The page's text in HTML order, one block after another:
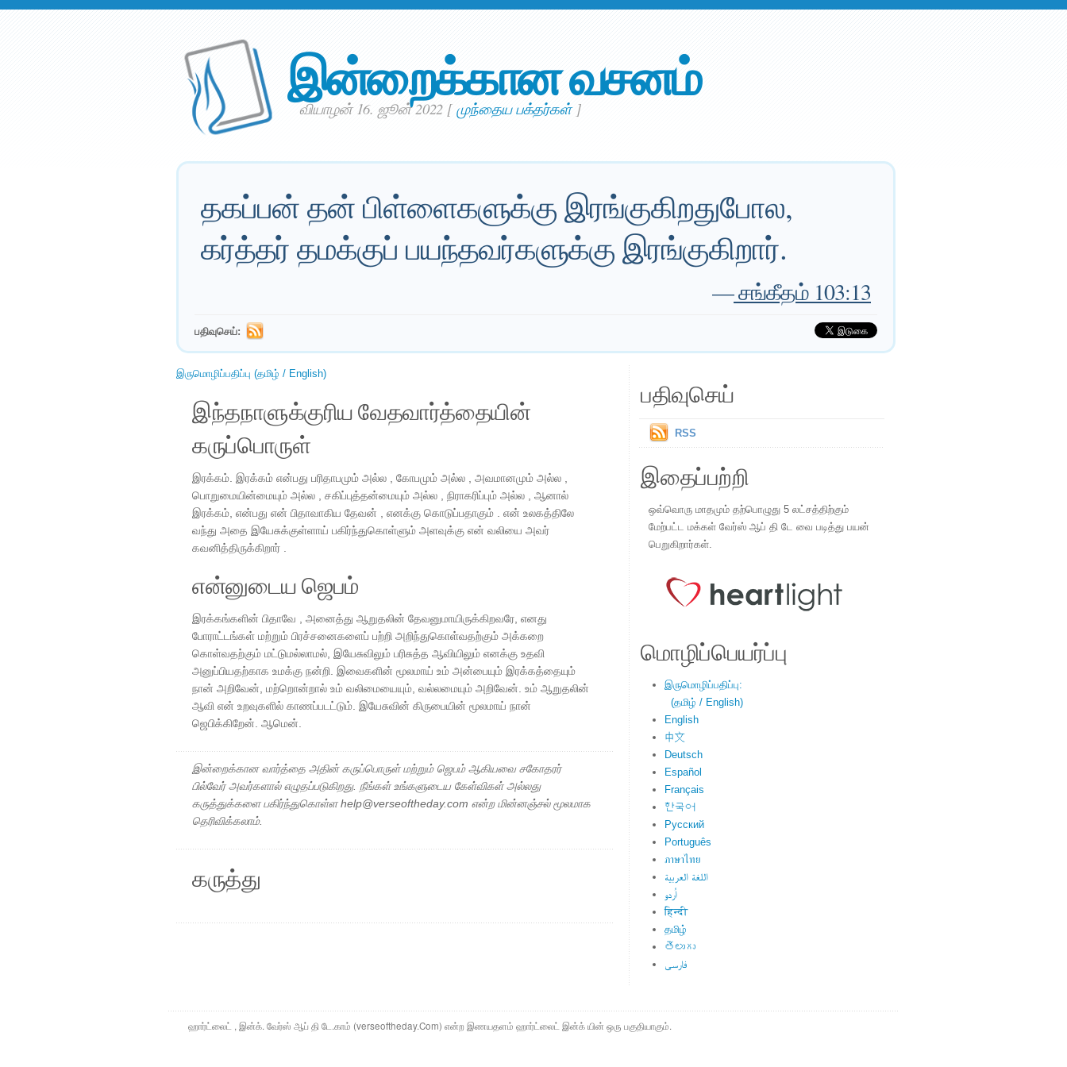
இன்றைக்கான வசனம்
வியாழன் 16. ஜூன் 2022 [முந்தைய பக்தர்கள்]
தகப்பன் தன் பிள்ளைகளுக்கு இரங்குகிறதுபோல,
கர்த்தர் தமக்குப் பயந்தவர்களுக்கு இரங்குகிறார்.
—சங்கீதம் 103:13
பதிவுசெய்:
இருமொழிப்பதிப்பு (தமிழ் / English)
இந்தநாளுக்குரிய வேதவார்த்தையின்
கருப்பொருள்
இரக்கம். இரக்கம் என்பது பரிதாபமும் அல்ல , கோபமும் அல்ல , அவமானமும் அல்ல ,
பொறுமையின்மையும் அல்ல , சகிப்புத்தன்மையும் அல்ல , நிராகரிப்பும் அல்ல , ஆனால்
இரக்கம், என்பது என் பிதாவாகிய தேவன் , எனக்கு கொடுப்பதாகும் . என் உலகத்திலே
வந்து அதை இயேசுக்குள்ளாய் பகிர்ந்துகொள்ளும் அளவுக்கு என் வலியை அவர்
கவனித்திருக்கிறார் .
என்னுடைய ஜெபம்
இரக்கங்களின் பிதாவே , அனைத்து ஆறுதலின் தேவனுமாயிருக்கிறவரே, எனது
போராட்டங்கள் மற்றும் பிரச்சனைகளைப் பற்றி அறிந்துகொள்வதற்கும் அக்கறை
கொள்வதற்கும் மட்டுமல்லாமல், இயேசுவிலும் பரிசுத்த ஆவியிலும் எனக்கு உதவி
அனுப்பியதற்காக உமக்கு நன்றி. இவைகளின் மூலமாய் உம் அன்பையும் இரக்கத்தையும்
நான் அறிவேன், மற்றொன்றால் உம் வலிமையையும், வல்லமையும் அறிவேன். உம் ஆறுதலின்
ஆவி என் உறவுகளில் காணப்படட்டும். இயேசுவின் கிருபையின் மூலமாய் நான்
ஜெபிக்கிறேன். ஆமென்.
இன்றைக்கான வார்த்தை அதின் கருப்பொருள் மற்றும் ஜெபம் ஆகியவை சகோதரர்
பில்வேர் அவர்களால் எழுதப்படுகிறது. நீங்கள் உங்களுடைய கேள்விகள் அல்லது
கருத்துக்களை பகிர்ந்துகொள்ள help@verseoftheday.com என்ற மின்னஞ்சல் மூலமாக
தெரிவிக்கலாம்.
கருத்து
பதிவுசெய்
RSS
இதைப்பற்றி
ஒவ்வொரு மாதமும் தற்பொழுது 5 லட்சத்திற்கும்
மேற்பட்ட மக்கள் வேர்ஸ் ஆப் தி டே வை படித்து பயன்
பெறுகிறார்கள்.
மொழிப்பெயர்ப்பு
இருமொழிப்பதிப்பு:
(தமிழ் / English)
English
中文
Deutsch
Español
Français
한국어
Русский
Português
ภาษาไทย
اللغة العربية
اُردو
हिन्दी
தமிழ்
తెలుగు
فارسی
ஹார்ட்லைட் , இன்க். வேர்ஸ் ஆப் தி டே.காம் (verseoftheday.Com) என்ற இணயதளம் ஹார்ட்லைட் இன்க் யின் ஒரு பகுதியாகும்.